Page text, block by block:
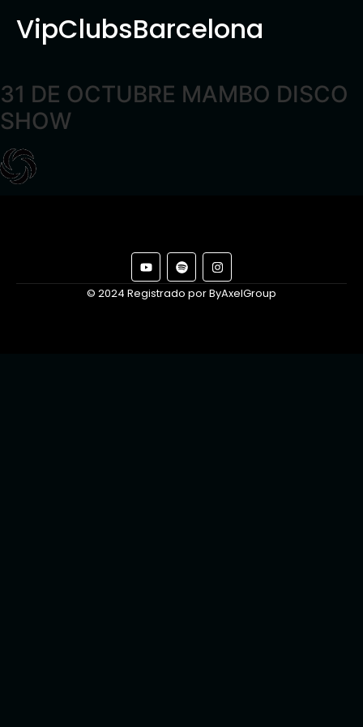
VipClubsBarcelona
31 DE OCTUBRE MAMBO DISCO
SHOW
© 2024 Registrado por ByAxelGroup